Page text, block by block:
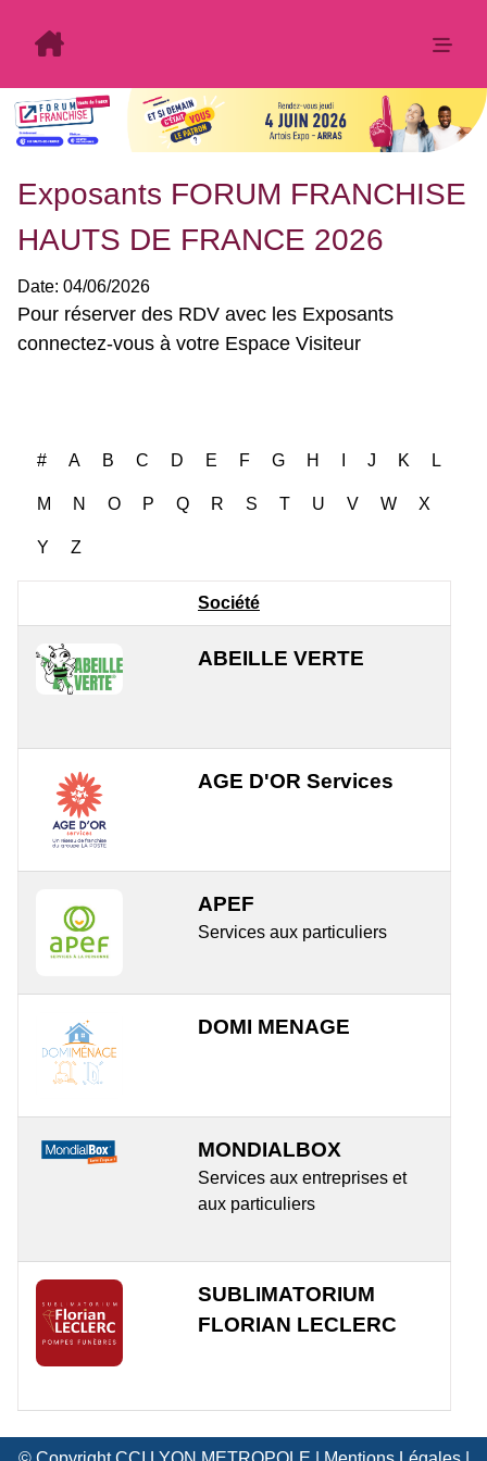
Exposants FORUM FRANCHISE
HAUTS DE FRANCE 2026
Date: 04/06/2026
# A B C D E F G H J K L
M N O P Q R S T U V W X
Y Z
Société
ABEILLE VERTE
AGE D'OR Services
APEF
Services aux particuliers
DOMI MENAGE
MONDIALBOX
Services aux entreprises et
aux particuliers
SUBLIMATORIUM
FLORIAN LECLERC